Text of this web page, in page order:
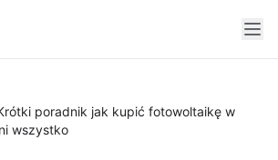
poradnik jak kupić fotowoltaikę w
wszystko